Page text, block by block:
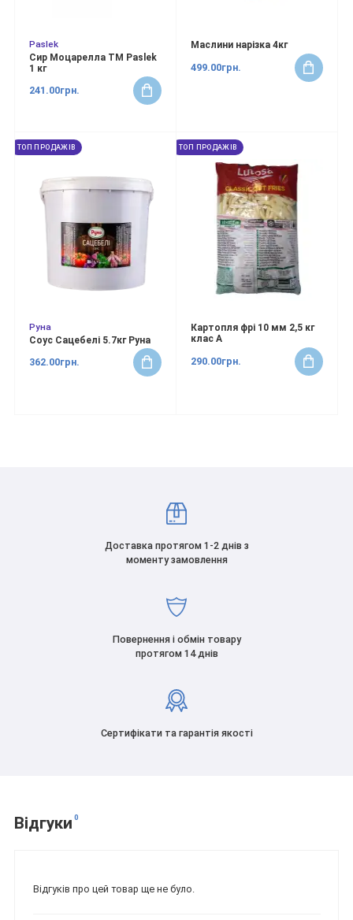
Paslek
Сир Моцарелла ТМ Paslek
1 кг
241.00грн.
Маслини нарізка 4кг
499.00грн.
ТОП ПРОДАЖІВ
Руна
Соус Сацебелі 5.7кг Руна
362.00грн.
ТОП ПРОДАЖІВ
Картопля фрі 10 мм 2,5 кг
клас А
290.00грн.
Доставка протягом 1-2 днів з
моменту замовлення
Повернення і обмін товару
протягом 14 днів
Сертифікати та гарантія якості
Відгуки 0
Відгуків про цей товар ще не було.